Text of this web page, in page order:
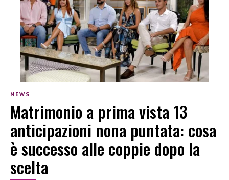
NEWS
Matrimonio a prima vista 13
anticipazioni nona puntata: cosa
è successo alle coppie dopo la
scelta